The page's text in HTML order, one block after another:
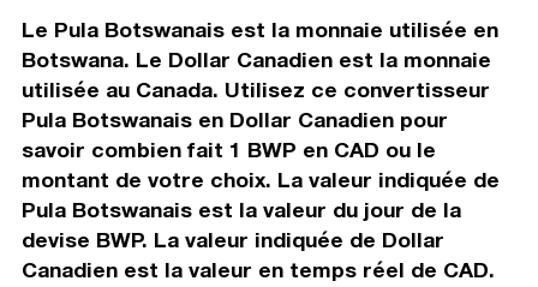
Le Pula Botswanais est la monnaie utilisée en
Botswana. Le Dollar Canadien est la monnaie
utilisée au Canada. Utilisez ce convertisseur
Pula Botswanais en Dollar Canadien pour
savoir combien fait 1 BWP en CAD ou le
montant de votre choix. La valeur indiquée de
Pula Botswanais est la valeur du jour de la
devise BWP. La valeur indiquée de Dollar
Canadien est la valeur en temps réel de CAD.